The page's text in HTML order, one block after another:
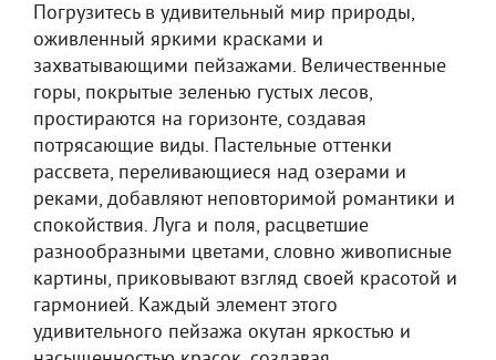
Погрузитесь в удивительный мир природы,
оживленный яркими красками и
захватывающими пейзажами. Величественные
горы, покрытые зеленью густых лесов,
простираются на горизонте, создавая
потрясающие виды. Пастельные оттенки
рассвета, переливающиеся над озерами и
реками, добавляют неповторимой романтики и
спокойствия. Луга и поля, расцветшие
разнообразными цветами, словно живописные
картины, приковывают взгляд своей красотой и
гармонией. Каждый элемент этого
удивительного пейзажа окутан яркостью и